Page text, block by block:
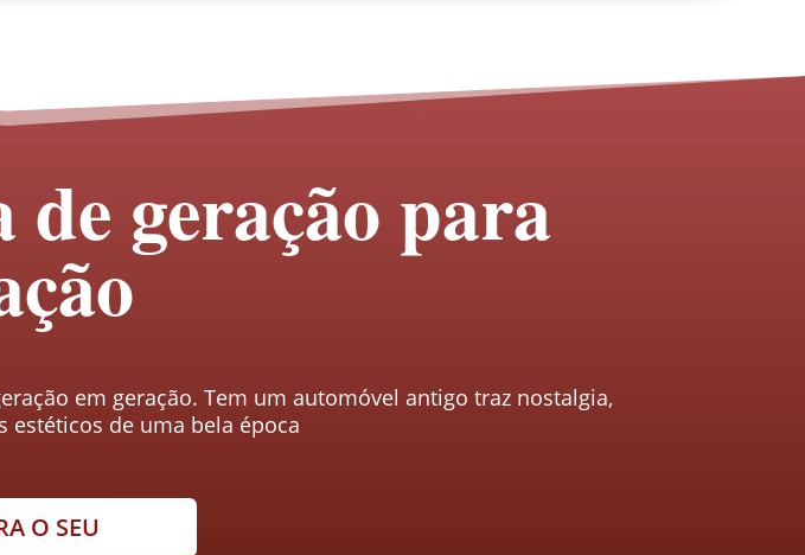
de geração para
em geração. Tem um automóvel antigo traz nostalgia,
estéticos de uma bela época
O SEU